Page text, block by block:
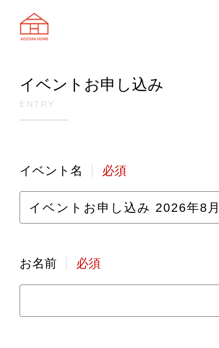
イベントお申し込み
ENTRY
イベント名 必須
お名前 必須